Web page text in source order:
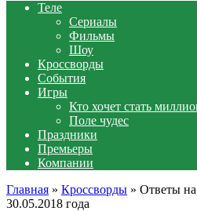
Теле
Сериалы
Фильмы
Шоу
Кроссворды
События
Игры
Кто хочет стать
Поле чудес
Праздники
Премьеры
Компании
Главная » Кроссворды » Ответы
30.05.2018 года